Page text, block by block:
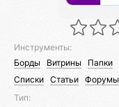
Инструменты:
Борды
Витрины Папки
Списки Статьи Форумы
Тип: